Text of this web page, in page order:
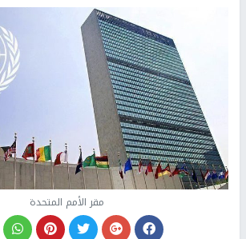
مقر الأمم المتحدة